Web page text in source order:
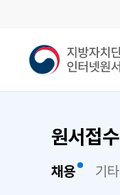
지
방
메인메뉴
원서접수
채용 기타